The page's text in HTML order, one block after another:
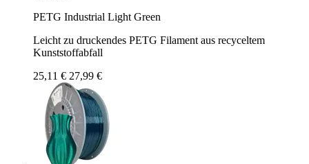
PETG Industrial Light Green
Leicht zu druckendes PETG Filament aus recyceltem
Kunststoffabfall
25,11 € 27,99 €